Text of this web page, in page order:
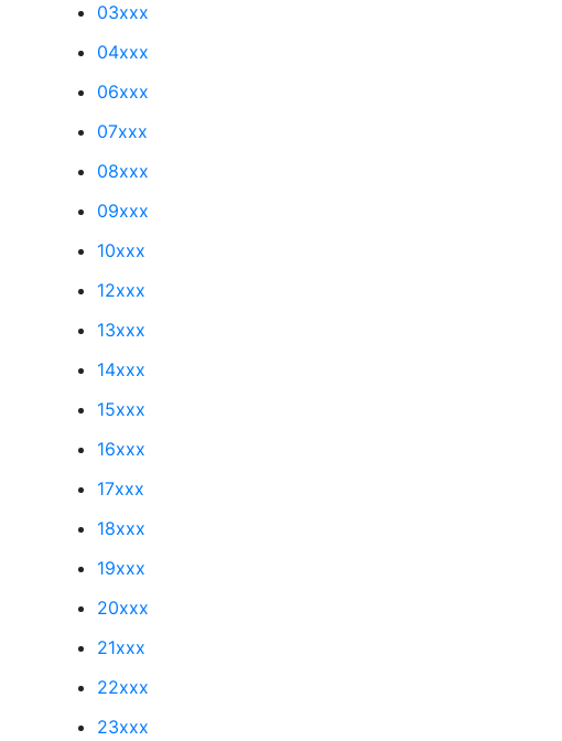
03xxx
04xxx
06xxx
07xxx
08xxx
09xxx
10xxx
12xxx
13xxx
14xxx
15xxx
16xxx
17xxx
18xxx
19xxx
20xxx
21xxx
22xxx
23xxx